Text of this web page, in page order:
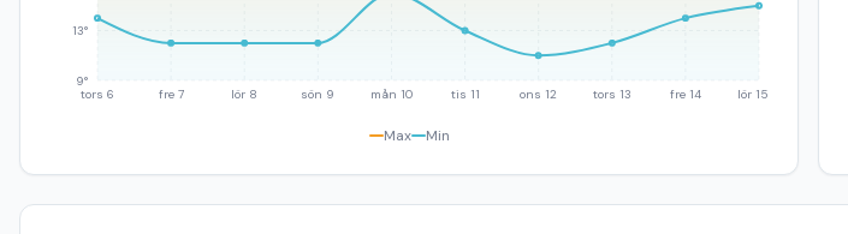
tors 6 fre 7 lör 8 sön 9 mån 10 tis 11 ons 12 tors 13 fre 14 lör 15
9°
13°
Max Min